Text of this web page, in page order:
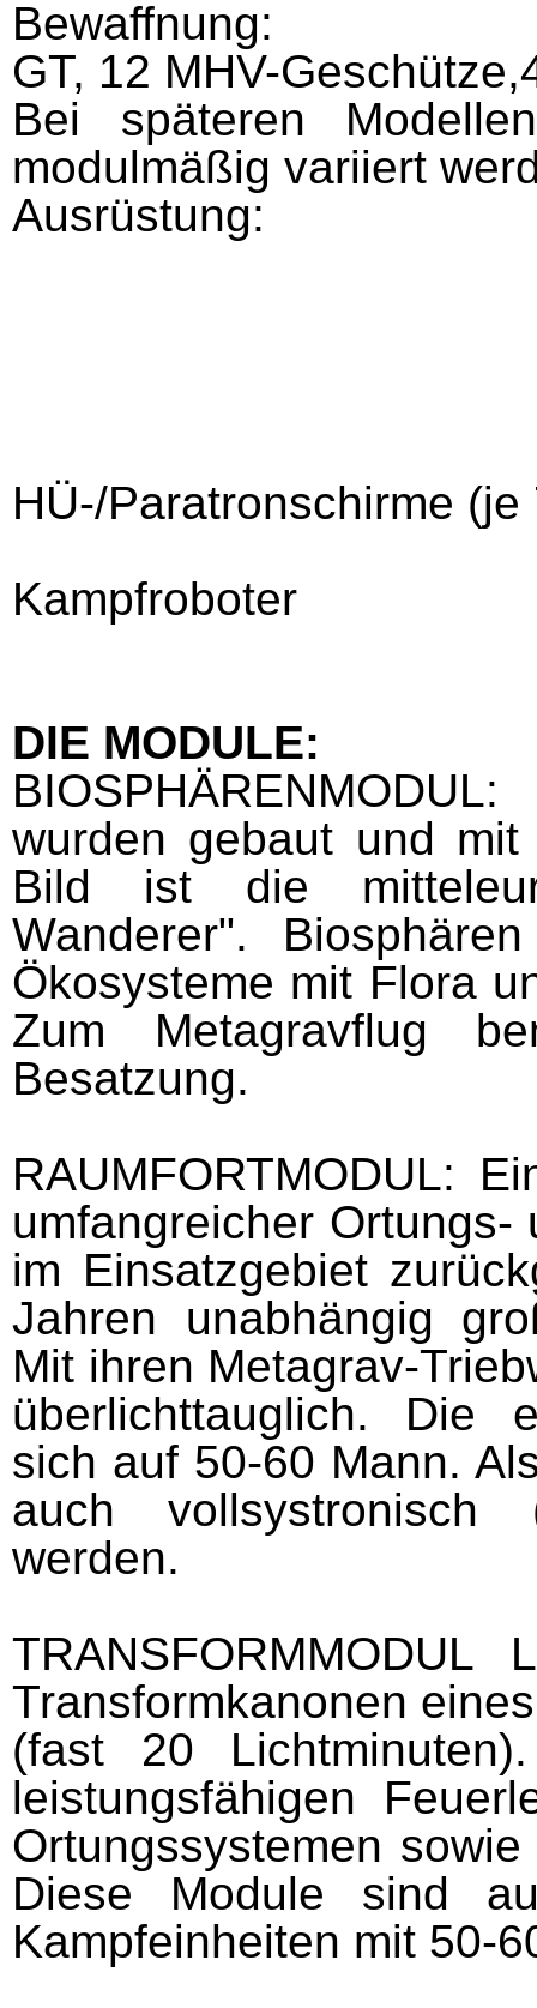
Bewaffnung:
GT, 12 MHV-
Bei späteren
modulmäßig variiert
Ausrüstung:
HÜ-/Paratronschirme
Kampfroboter
DIE MODULE:
wurden gebaut und
Bild ist die
Wanderer".
Ökosysteme mit Flora
Zum Metagravflug
Besatzung.
RAUMFORTMODUL:
umfangreicher
im Einsatzgebiet
Jahren unabhängig
Mit ihren Metagrav-
überlichttauglich. Die
sich auf 50-60 Mann.
auch vollsystronisch
werden.
Transformkanonen
(fast 20
leistungsfähigen
Ortungssystemen
Diese Module sind
Kampfeinheiten mit 50-